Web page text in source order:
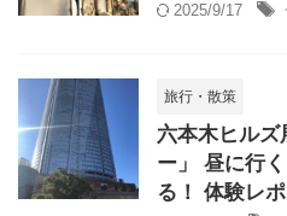
2025/9/17
旅行・散策
六本木ヒルズ
ー」 昼に行
る！ 体験レ